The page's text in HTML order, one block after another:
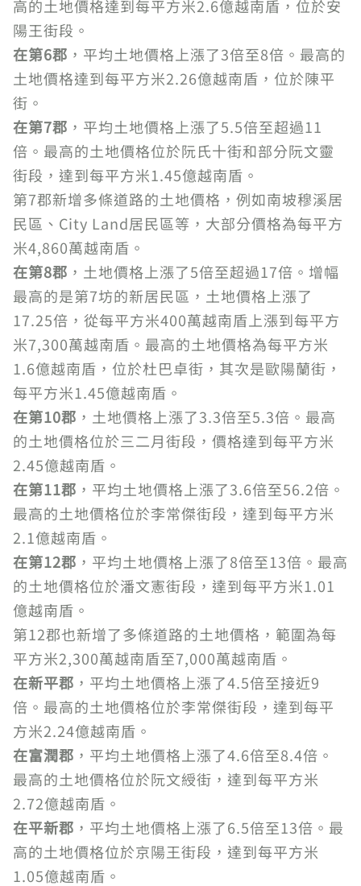
高的土地價格達到每平方米2.6億越南盾，位於安
陽王街段。
在第6郡 ，平均土地價格上漲了3倍至8倍。最高的
土地價格達到每平方米2.26億越南盾，位於陳平
街。
在第7郡 ，平均土地價格上漲了5.5倍至超過11
倍。最高的土地價格位於阮氏十街和部分阮文靈
街段，達到每平方米1.45億越南盾。
第7郡新增多條道路的土地價格，例如南坡穆溪居
民區、City Land居民區等，大部分價格為每平方
米4,860萬越南盾。
在第8郡 ，土地價格上漲了5倍至超過17倍。增幅
最高的是第7坊的新居民區，土地價格上漲了
17.25倍，從每平方米400萬越南盾上漲到每平方
米7,300萬越南盾。最高的土地價格為每平方米
1.6億越南盾，位於杜巴卓街，其次是歐陽蘭街，
每平方米1.45億越南盾。
在第10郡 ，土地價格上漲了3.3倍至5.3倍。最高
的土地價格位於三二月街段，價格達到每平方米
2.45億越南盾。
在第11郡 ，平均土地價格上漲了3.6倍至56.2倍。
最高的土地價格位於李常傑街段，達到每平方米
2.1億越南盾。
在第12郡 ，平均土地價格上漲了8倍至13倍。最高
的土地價格位於潘文憲街段，達到每平方米1.01
億越南盾。
第12郡也新增了多條道路的土地價格，範圍為每
平方米2,300萬越南盾至7,000萬越南盾。
在新平郡 ，平均土地價格上漲了4.5倍至接近9
倍。最高的土地價格位於李常傑街段，達到每平
方米2.24億越南盾。
在富潤郡 ，平均土地價格上漲了4.6倍至8.4倍。
最高的土地價格位於阮文綬街，達到每平方米
2.72億越南盾。
在平新郡 ，平均土地價格上漲了6.5倍至13倍。最
高的土地價格位於京陽王街段，達到每平方米
1.05億越南盾。